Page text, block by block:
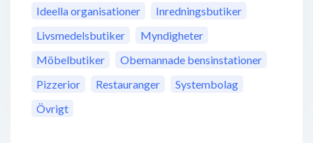
Ideella organisationer
Inredningsbutiker
Livsmedelsbutiker
Myndigheter
Möbelbutiker
Obemannade bensinstationer
Pizzerior
Restauranger
Systembolag
Övrigt